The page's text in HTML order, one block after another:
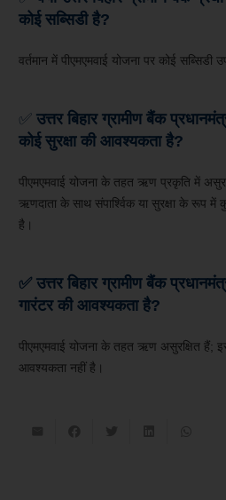
कोई सब्सिडी है?
वर्तमान में पीएमएमवाई योजना पर कोई सब्सिडी
✅ उत्तर बिहार ग्रामीण बैंक
कोई सुरक्षा की आवश्यकता है?
पीएमएमवाई योजना के तहत ऋण प्रकृति में
ऋणदाता के साथ संपार्श्विक या सुरक्षा के रूप
है।
✅ उत्तर बिहार ग्रामीण बैंक
गारंटर की आवश्यकता है?
पीएमएमवाई योजना के तहत ऋण असुरक्षित हैं;
आवश्यकता नहीं है।